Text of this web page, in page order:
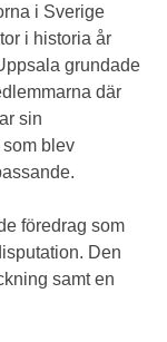
i Sverige
i historia år
grundade
där
sin
blev
föredrag som
Den
samt en